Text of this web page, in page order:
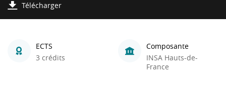
Télécharger
ECTS
3 crédits
Composante
INSA Hauts-de-
France